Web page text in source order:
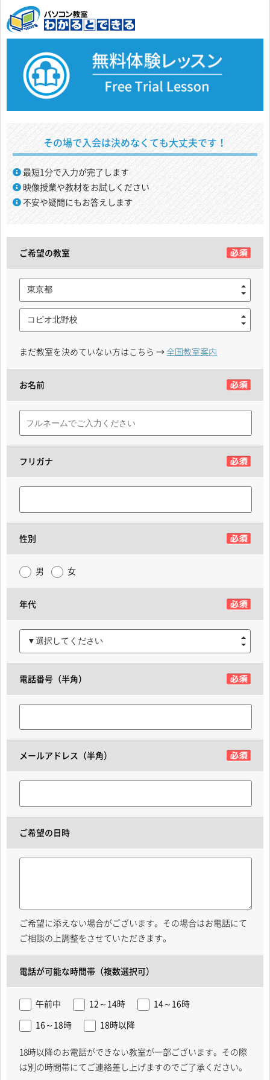
その場で入会は決めなくても大丈夫です！
最短1分で入力が完了します
映像授業や教材をお試しください
不安や疑問にもお答えします
ご希望の教室
東京都
コピオ北野校
まだ教室を決めていない方はこちら → 全国教室案内
お名前
フリガナ
性別
男 女
年代
▼選択してください
電話番号（半角）
メールアドレス（半角）
ご希望の日時
ご希望に添えない場合がございます。その場合はお電話にて
ご相談の上調整をさせていただきます。
電話が可能な時間帯（複数選択可）
午前中 12～14時
14～16時
16～18時
18時以降
18時以降のお電話ができない教室が一部ございます。その際
は別の時間帯にてご連絡差し上げますのでご了承ください。